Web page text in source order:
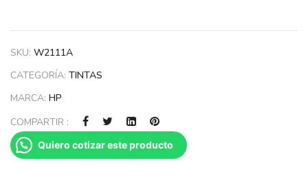
SKU: W2111A
CATEGORÍA: TINTAS
MARCA: HP
COMPARTIR :
Quiero cotizar este producto